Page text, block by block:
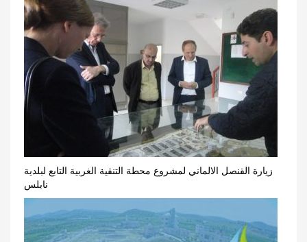
زيارة القنصل الالماني لمشروع محطة التنقية الغربية التابع لبلدية
نابلس